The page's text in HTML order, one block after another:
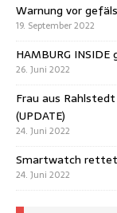
Warnung vor
19. September 2022
HAMBURG
26. Juni 2022
Frau aus
(UPDATE)
24. Juni 2022
Smartwatch rettet
24. Juni 2022